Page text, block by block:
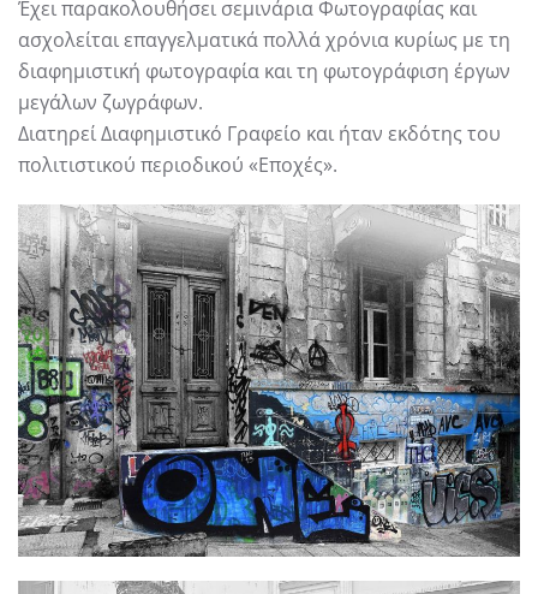
Έχει παρακολουθήσει σεμινάρια Φωτογραφίας και
ασχολείται επαγγελματικά πολλά χρόνια κυρίως με τη
διαφημιστική φωτογραφία και τη φωτογράφιση έργων
μεγάλων ζωγράφων.
Διατηρεί Διαφημιστικό Γραφείο και ήταν εκδότης του
πολιτιστικού περιοδικού «Εποχές».
Φωτογραφία
70 x 50 cm